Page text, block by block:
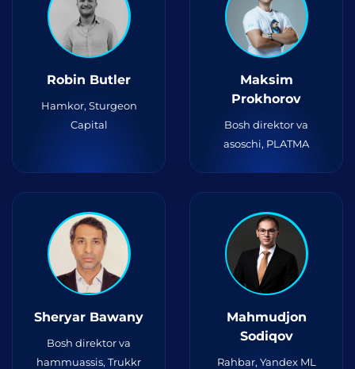
Robin Butler
Hamkor, Sturgeon
Capital
Maksim
Prokhorov
Bosh direktor va
asoschi, PLATMA
Sheryar Bawany
Bosh direktor va
hammuassis, Trukkr
Mahmudjon
Sodiqov
Rahbar, Yandex ML